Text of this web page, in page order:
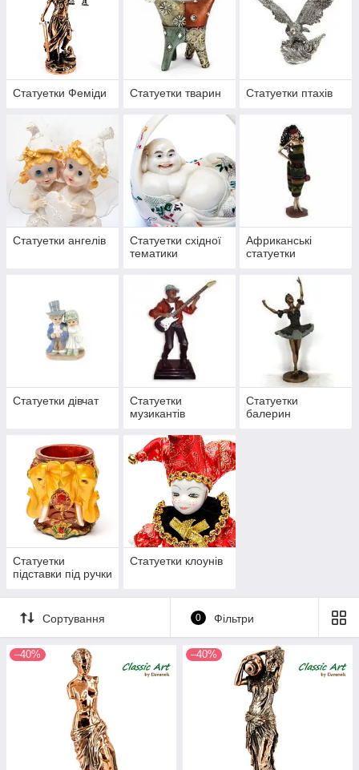
Статуетки Феміди Статуетки тварин Статуетки птахів
Статуетки ангелів
Статуетки східної
тематики
Африканські
статуетки
Статуетки дівчат
Статуетки
музикантів
Статуетки
балерин
Статуетки
підставки під ручки
Статуетки клоунів
Сортування 0 Фільтри
–40% –40%